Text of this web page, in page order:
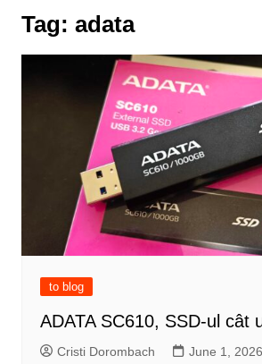
Tag: adata
to blog
ADATA SC610, SSD-ul cât
Cristi Dorombach June 1, 2026